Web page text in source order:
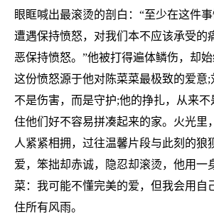
眼眶喊出最滚烫的剖白：“至少在这件
遭遇保持愤怒，对我们本不应该承受的
恶保持愤怒。”他被打得遍体鳞伤，却始
这份愤怒源于他对陈菜菜最极致的爱意
不是伤害，而是守护;他的挣扎，从来
住他们好不容易拼凑起来的家。火光里
人紧紧相拥，过往温馨片段与此刻的狼
爱，笨拙却赤诚，隐忍却滚烫，他用一
菜：我可能不懂完美的爱，但我会用自
住所有风雨。